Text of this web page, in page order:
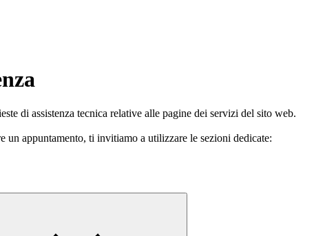
di assistenza tecnica relative alle pagine dei servizi del sito web.
un appuntamento, ti invitiamo a utilizzare le sezioni dedicate: